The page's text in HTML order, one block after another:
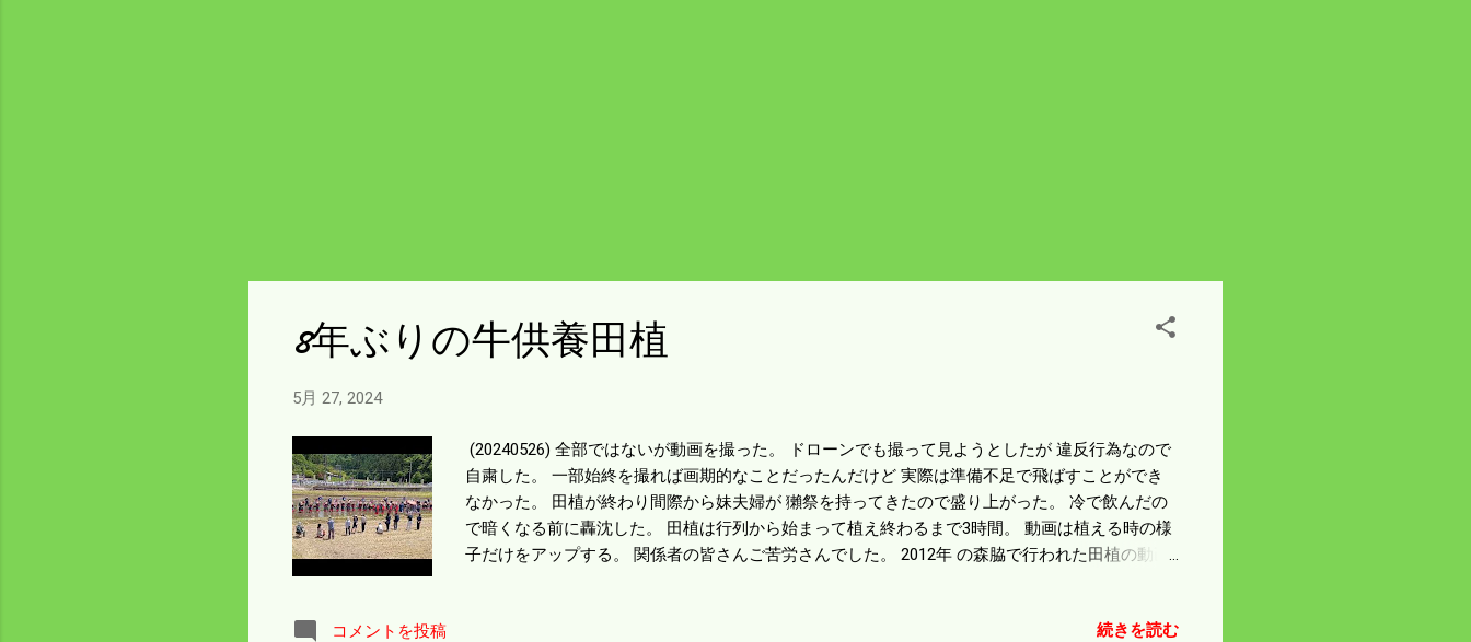
8年ぶりの牛供養田植
5月 27, 2024
(20240526) 全部ではないが動画を撮った。 ドローンでも撮って見ようとしたが 違反行為なので
自粛した。 一部始終を撮れば画期的なことだったんだけど 実際は準備不足で飛ばすことができ
なかった。 田植が終わり間際から妹夫婦が 獺祭を持ってきたので盛り上がった。 冷で飲んだの
で暗くなる前に轟沈した。 田植は行列から始まって植え終わるまで3時間。 動画は植える時の様
子だけをアップする。 関係者の皆さんご苦労さんでした。 2012年 の森脇で行われた田植の動画
コメントを投稿 続きを読む